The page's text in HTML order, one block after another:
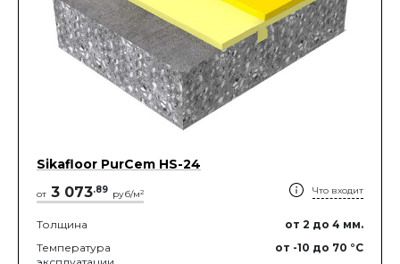
Sikafloor PurCem HS-24
от 3 073.89 руб/м2 Что входит
Толщина от 2 до 4 мм.
Температура
от -10 до 70 °C